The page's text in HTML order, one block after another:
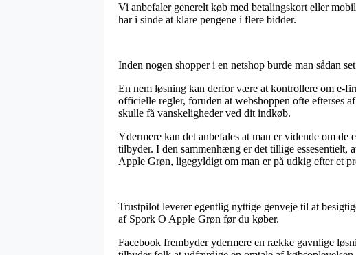
Vi anbefaler generelt køb med betalingskort eller
har i sinde at klare pengene i flere bidder.
Inden nogen shopper i en netshop burde man sådan
En nem løsning kan derfor være at kontrollere om e-
officielle regler, foruden at webshoppen ofte efterses
skulle få vanskeligheder ved dit indkøb.
Ydermere kan det anbefales at man er vidende om
tilbyder. I den sammenhæng er det tillige essesentielt,
Apple Grøn, ligegyldigt om man er på udkig efter et
Trustpilot leverer egentlig nyttige genveje til at
af Spork O Apple Grøn før du køber.
Facebook frembyder ydermere en række gavnlige